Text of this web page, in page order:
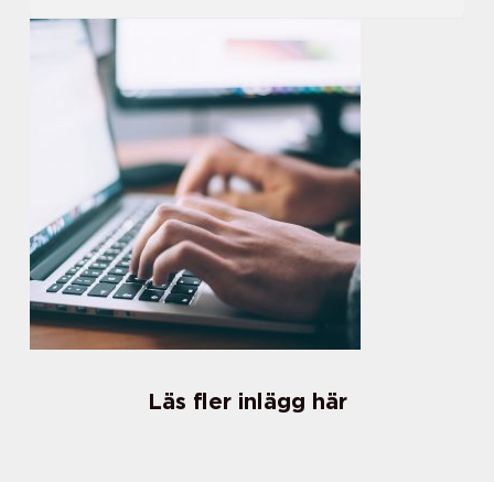
Läs fler inlägg här